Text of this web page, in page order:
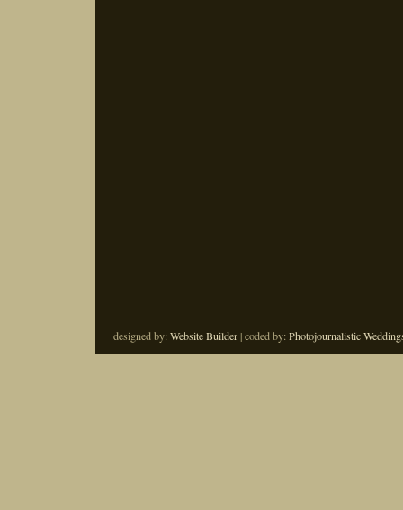
designed by:Website Builder| coded by:Photojournalistic